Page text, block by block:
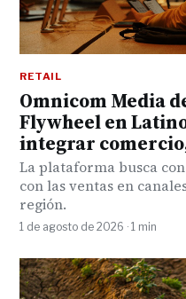
RETAIL
Omnicom Media
Flywheel en
integrar
La plataforma busca
con las ventas en
región.
1 de agosto de 2026 · 1 min